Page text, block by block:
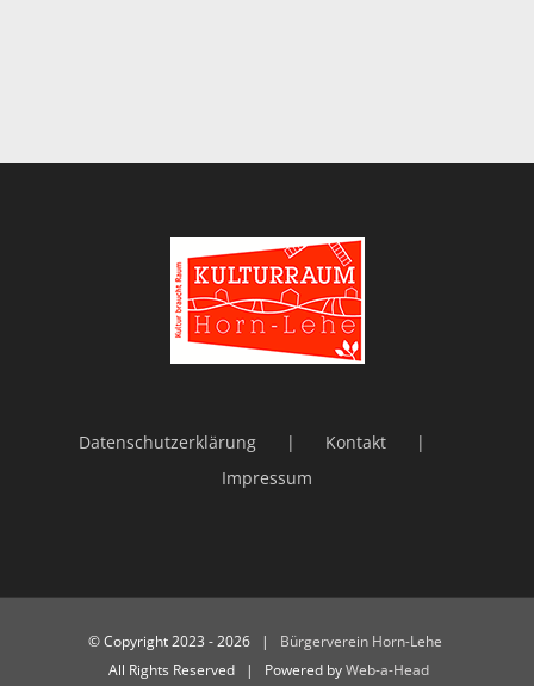
Datenschutzerklärung
Kontakt
Impressum
© Copyright 2023 -2026 | Bürgerverein Horn-Lehe
All Rights Reserved | Powered byWeb-a-Head